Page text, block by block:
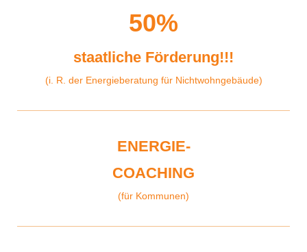
50%
staatliche Förderung!!!
(i. R. der Energieberatung für Nichtwohngebäude)
ENERGIE-
COACHING
(für Kommunen)